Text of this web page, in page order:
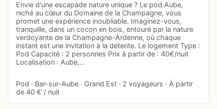
Envie d'une escapade nature unique ? Le pod Aube,
niché au cœur du Domaine de la Champagne, vous
promet une expérience inoubliable. Imaginez-vous,
tranquille, dans un cocon en bois, entouré par la nature
verdoyante de la Champagne-Ardenne, où chaque
instant est une invitation à la détente. Le logement Type :
Pod Capacité : 2 personnes Prix à partir de : 40€/nuit
Localisation : Aube,…
Pod · Bar-sur-Aube · Grand Est · 2 voyageurs · À partir
de 40 € / nuit